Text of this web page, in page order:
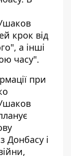
крок від
а інші
часу".
при
Донбасу і